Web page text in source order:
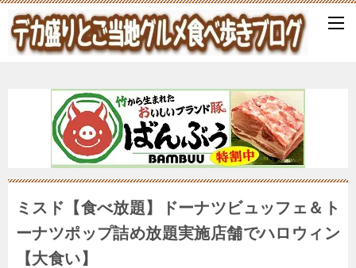
ミスド【食べ放題】ドーナツビュッフェ＆ト
ーナツポップ詰め放題実施店舗でハロウィン
【大食い】